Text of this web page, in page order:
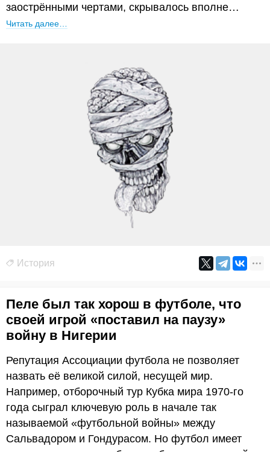
заострёнными чертами, скрывалось вполне…
Читать далее…
История
Пеле был так хорош в футболе, что
своей игрой «поставил на паузу»
войну в Нигерии
Репутация Ассоциации футбола не позволяет
назвать её великой силой, несущей мир.
Например, отборочный тур Кубка мира 1970-го
года сыграл ключевую роль в начале так
называемой «футбольной войны» между
Сальвадором и Гондурасом. Но футбол имеет